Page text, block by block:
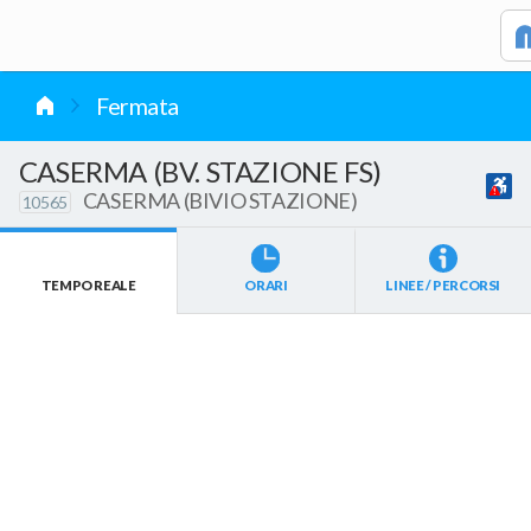
Fermata
CASERMA (BV. STAZIONE FS)
10565 CASERMA (BIVIO STAZIONE)
TEMPO REALE ORARI LINEE / PERCORSI